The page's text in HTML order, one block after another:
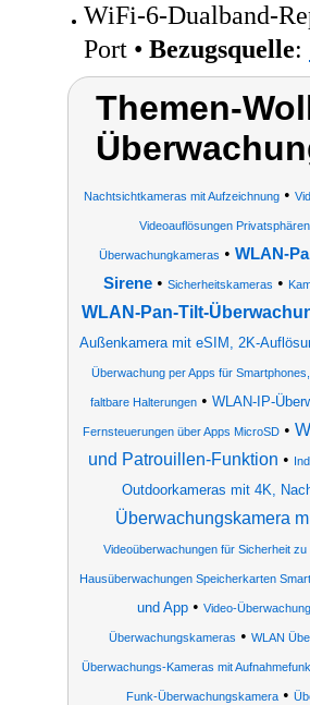
WiFi-6-Dualband-
Port • Bezugsquelle:
Themen-
Nachtsichtkameras mit Aufzeichnung •
Videoauflösungen
Überwachungkameras • WLAN-
Sirene• Sicherheitskameras •
WLAN-Pan-Tilt-
Außenkamera mit eSIM, 2K-
Überwachung per Apps für
faltbare Halterungen • WLAN-IP-
Fernsteuerungen über Apps MicroSD •
und Patrouillen-Funktion •
Outdoorkameras mit 4K,
Überwachungskamera
Videoüberwachungen für Sicherheit
Hausüberwachungen Speicherkarten
und App • Video-
Überwachungskameras • WLAN
Überwachungs-Kameras mit
Funk-Überwachungskamera •